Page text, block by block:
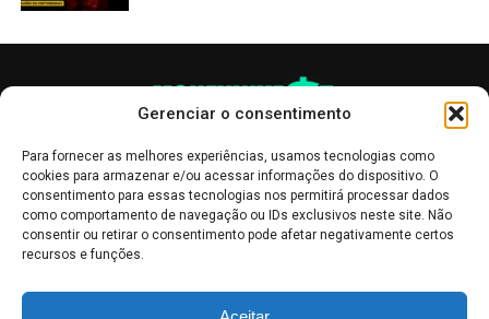
Gerenciar o consentimento
Para fornecer as melhores experiências, usamos tecnologias como
cookies para armazenar e/ou acessar informações do dispositivo. O
consentimento para essas tecnologias nos permitirá processar dados
como comportamento de navegação ou IDs exclusivos neste site. Não
consentir ou retirar o consentimento pode afetar negativamente certos
recursos e funções.
Facebook
RedditEmail
PRÓXIMA:
Memecoins Explodem! Dogecoin e Shiba Inu
disparam 30%
NÃO PERCA:
aprovação do ETF Ethereum